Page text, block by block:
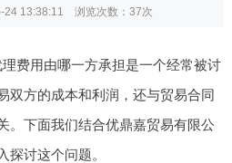
24 13:38:11 浏览次数： 37次
费用由哪一方承担是一个经常被讨
双方的成本和利润，还与贸易合同
。下面我们结合优鼎嘉贸易有限公
探讨这个问题。